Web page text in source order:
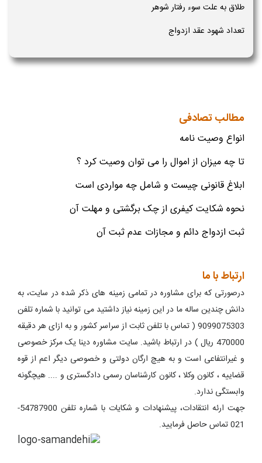
طلاق به علت سوء رفتار شوهر
تعداد شهود عقد ازدواج
مطالب تصادفی
انواع وصیت نامه
تا چه میزان از اموال را می توان وصیت کرد ؟
ابلاغ قانونی چیست و شامل چه مواردی است
نحوه شکایت کیفری از چک برگشتی و مهلت آن
ثبت ازدواج دائم و مجازات عدم ثبت آن
ارتباط با ما
درصورتی که برای مشاوره در تمامی زمینه های ذکر شده در سایت، به
دانش چندین ساله ما در این زمینه نیاز داشتید می توانید با شماره تلفن
9099075303 ( تماس با تلفن ثابت از سراسر کشور و به ازای هر دقیقه
470000 ریال ) در ارتباط باشید. سایت مشاوره دینا یک مرکز خصوصی
و غیرانتفاعی است و به هیچ ارگان دولتی و خصوصی دیگر اعم از قوه
قضاییه ، کانون وکلا ، کانون کارشناسان رسمی دادگستری و .... هیچگونه
وابستگی ندارد.
جهت ارئه انتقادات، پیشنهادات و شکایات با شماره تلفن 54787900-
021 تماس حاصل فرمایید.